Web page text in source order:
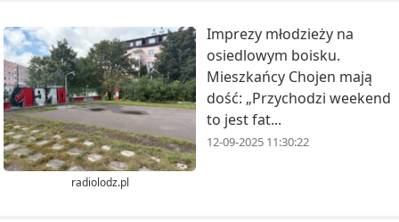
radiolodz.pl
Imprezy młodzieży na
osiedlowym boisku.
Mieszkańcy Chojen mają
dość: „Przychodzi weekend
to jest fat...
12-09-2025 11:30:22